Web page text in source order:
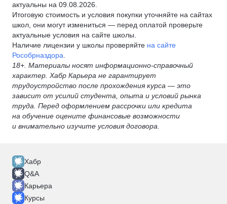
актуальны на 09.08.2026.
Итоговую стоимость и условия покупки уточняйте на сайтах
школ, они могут измениться — перед оплатой проверьте
актуальные условия на сайте школы.
Наличие лицензии у школы проверяйте на сайте
Рособрназдора
18+. Материалы носят информационно-справочный
характер. Хабр Карьера не гарантирует
трудоустройство после прохождения курса — это
зависит от усилий студента, опыта и условий рынка
труда. Перед оформлением рассрочки или кредита
на обучение оцените финансовые возможности
и внимательно изучите условия договора.
Хабр
Q&A
Карьера
Курсы